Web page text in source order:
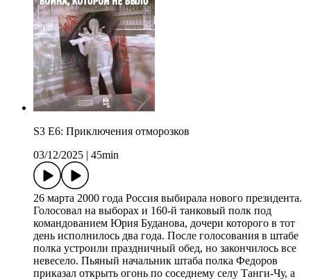
S3 E6: Приключения отморозков
03/12/2025
45min
26 марта 2000 года Россия выбирала нового президента.
Голосовал на выборах и 160-й танковый полк под
командованием Юрия Буданова, дочери которого в тот
день исполнилось два года. После голосования в штабе
полка устроили праздничный обед, но закончилось все
невесело. Пьяный начальник штаба полка Федоров
приказал открыть огонь по соседнему селу Танги-Чу, а